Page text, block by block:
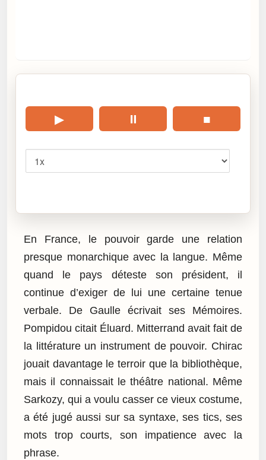
▶ ⏸ ■
En France, le pouvoir garde une relation
presque monarchique avec la langue. Même
quand le pays déteste son président, il
continue d’exiger de lui une certaine tenue
verbale. De Gaulle écrivait ses Mémoires.
Pompidou citait Éluard. Mitterrand avait fait de
la littérature un instrument de pouvoir. Chirac
jouait davantage le terroir que la bibliothèque,
mais il connaissait le théâtre national. Même
Sarkozy, qui a voulu casser ce vieux costume,
a été jugé aussi sur sa syntaxe, ses tics, ses
mots trop courts, son impatience avec la
phrase.